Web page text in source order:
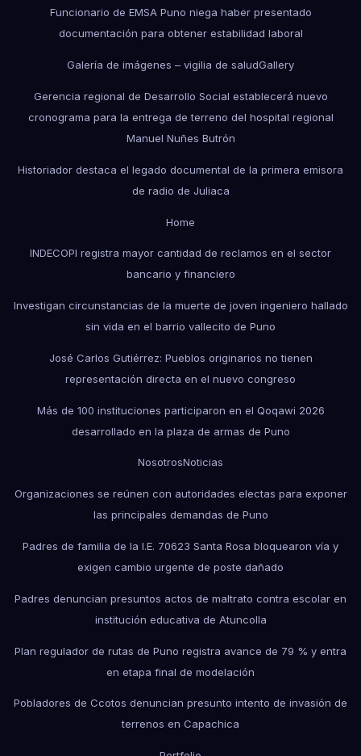
Funcionario de EMSA Puno niega haber presentado
documentación para obtener estabilidad laboral
Galería de imágenes – vigilia de saludGallery
Gerencia regional de Desarrollo Social establecerá nuevo
cronograma para la entrega de terreno del hospital regional
Manuel Nuñes Butrón
Historiador destaca el legado documental de la primera emisora
de radio de Juliaca
Home
INDECOPI registra mayor cantidad de reclamos en el sector
bancario y financiero
Investigan circunstancias de la muerte de joven ingeniero hallado
sin vida en el barrio vallecito de Puno
José Carlos Gutiérrez: Pueblos originarios no tienen
representación directa en el nuevo congreso
Más de 100 instituciones participaron en el Qoqawi 2026
desarrollado en la plaza de armas de Puno
NosotrosNoticias
Organizaciones se reúnen con autoridades electas para exponer
las principales demandas de Puno
Padres de familia de la I.E. 70623 Santa Rosa bloquearon vía y
exigen cambio urgente de poste dañado
Padres denuncian presuntos actos de maltrato contra escolar en
institución educativa de Atuncolla
Plan regulador de rutas de Puno registra avance de 79 % y entra
en etapa final de modelación
Pobladores de Ccotos denuncian presunto intento de invasión de
terrenos en Capachica